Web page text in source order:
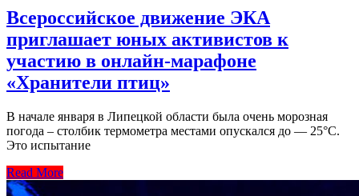
Всероссийское движение ЭКА
приглашает юных активистов к
участию в онлайн-марафоне
«Хранители птиц»
В начале января в Липецкой области была очень морозная
погода – столбик термометра местами опускался до — 25°С.
Это испытание
Read More